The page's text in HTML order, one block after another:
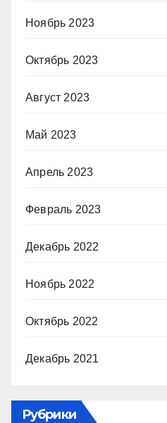
Ноябрь 2023
Октябрь 2023
Август 2023
Май 2023
Апрель 2023
Февраль 2023
Декабрь 2022
Ноябрь 2022
Октябрь 2022
Декабрь 2021
Рубрики